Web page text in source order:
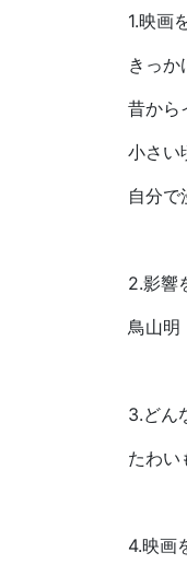
1.映画
きっか
昔から
小さい
自分で
2.影響
鳥山明
3.どん
たわい
4.映画